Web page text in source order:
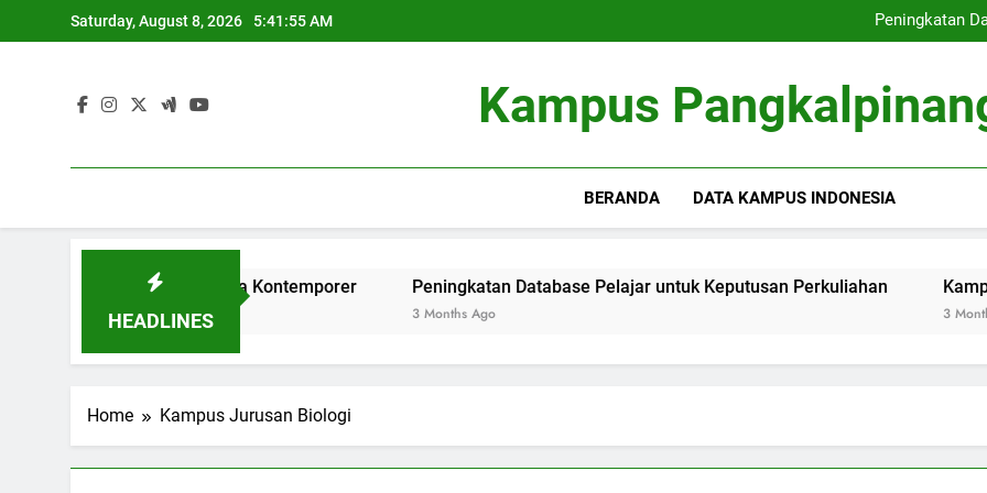
to
Saturday, August 8, 2026 5:41:55 AM
Peningkatan
Kampus Inovatif:
Peningkatan
Kampus Inovatif:
Kampus
BERANDA DATA KAMPUS INDONESIA
HEADLINES
Tinggi di Era Kontemporer Peningkatan Database Pelajar untuk Keputusan Perkuliahan
3 Months Ago
Kampus
3 Months Ago
Home Kampus Jurusan Biologi